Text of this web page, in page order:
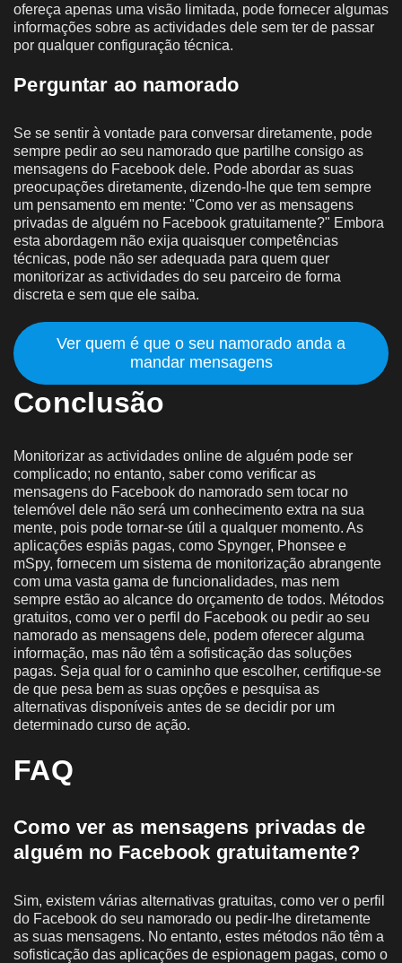
ofereça apenas uma visão limitada, pode fornecer algumas
informações sobre as actividades dele sem ter de passar
por qualquer configuração técnica.
Perguntar ao namorado
Se se sentir à vontade para conversar diretamente, pode
sempre pedir ao seu namorado que partilhe consigo as
mensagens do Facebook dele. Pode abordar as suas
preocupações diretamente, dizendo-lhe que tem sempre
um pensamento em mente: "Como ver as mensagens
privadas de alguém no Facebook gratuitamente?" Embora
esta abordagem não exija quaisquer competências
técnicas, pode não ser adequada para quem quer
monitorizar as actividades do seu parceiro de forma
discreta e sem que ele saiba.
Ver quem é que o seu namorado anda a
mandar mensagens
Conclusão
Monitorizar as actividades online de alguém pode ser
complicado; no entanto, saber como verificar as
mensagens do Facebook do namorado sem tocar no
telemóvel dele não será um conhecimento extra na sua
mente, pois pode tornar-se útil a qualquer momento. As
aplicações espiãs pagas, como Spynger, Phonsee e
mSpy, fornecem um sistema de monitorização abrangente
com uma vasta gama de funcionalidades, mas nem
sempre estão ao alcance do orçamento de todos. Métodos
gratuitos, como ver o perfil do Facebook ou pedir ao seu
namorado as mensagens dele, podem oferecer alguma
informação, mas não têm a sofisticação das soluções
pagas. Seja qual for o caminho que escolher, certifique-se
de que pesa bem as suas opções e pesquisa as
alternativas disponíveis antes de se decidir por um
determinado curso de ação.
FAQ
Como ver as mensagens privadas de
alguém no Facebook gratuitamente?
Sim, existem várias alternativas gratuitas, como ver o perfil
do Facebook do seu namorado ou pedir-lhe diretamente
as suas mensagens. No entanto, estes métodos não têm a
sofisticação das aplicações de espionagem pagas, como o